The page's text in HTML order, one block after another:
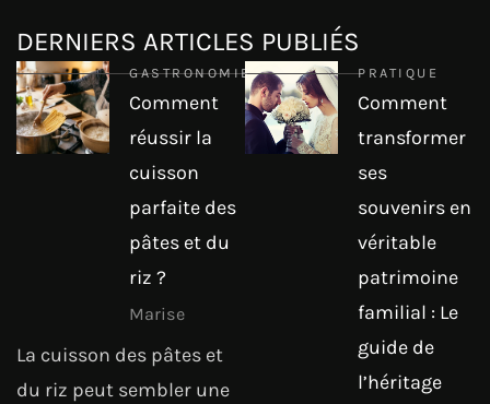
DERNIERS ARTICLES PUBLIÉS
GASTRONOMIE
Comment
réussir la
cuisson
parfaite des
pâtes et du
riz ?
Marise
La cuisson des pâtes et
du riz peut sembler une
PRATIQUE
Comment
transformer
ses
souvenirs en
véritable
patrimoine
familial : Le
guide de
l’héritage